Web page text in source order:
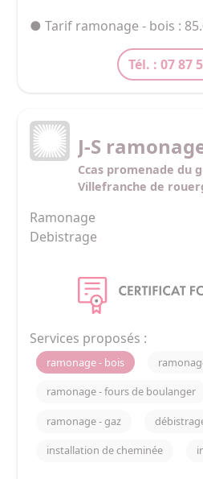
● Tarif ramonage - bois :
Tél. : 07 87
J-S
Ccas promenade du
Villefranche de
Ramonage
Debistrage
Services proposés :
ramonage - bois
ramonage - fours de boulanger
ramonage - gaz
installation de cheminée